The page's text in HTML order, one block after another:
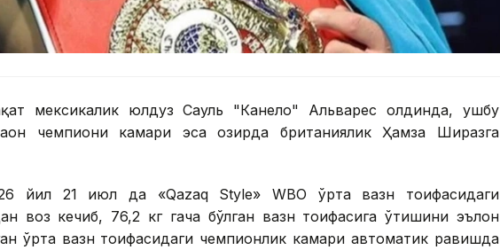
мексикалик юлдуз Сауль "Канело" Альварес олдинда, ушбу
чемпиони камари эса ҳозирда британиялик Ҳамза Ширазга
йил 21 июл да «Qazaq Style» WВО ўрта вазн тоифасидаги
воз кечиб, 76,2 кг гача бўлган вазн тоифасига ўтишини эълон
ўрта вазн тоифасидаги чемпионлик камари автоматик равишда